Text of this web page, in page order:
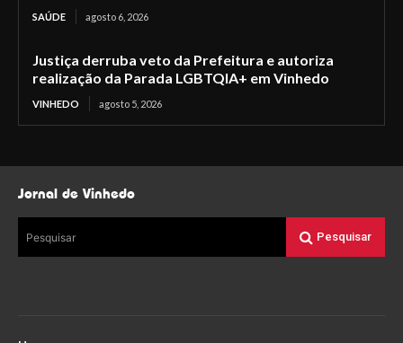
SAÚDE agosto 6, 2026
Justiça derruba veto da Prefeitura e autoriza
realização da Parada LGBTQIA+ em Vinhedo
VINHEDO agosto 5, 2026
Jornal de Vinhedo
Pesquisar Pesquisar